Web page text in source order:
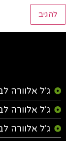
ג'ל אלוורה
ג'ל אלוורה
ג'ל אלוורה